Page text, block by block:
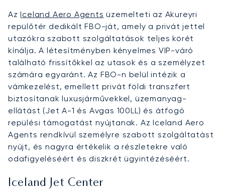
AzIceland Aero Agents üzemelteti az Akureyri
repülőtér dedikált FBO-ját, amely a privát jettel
utazókra szabott szolgáltatások teljes körét
kínálja. A létesítményben kényelmes VIP-váró
található frissítőkkel az utasok és a személyzet
számára egyaránt. Az FBO-n belül intézik a
vámkezelést, emellett privát földi transzfert
biztosítanak luxusjárművekkel, üzemanyag-
ellátást (Jet A-1 és Avgas 100LL) és átfogó
repülési támogatást nyújtanak. Az Iceland Aero
Agents rendkívül személyre szabott szolgáltatást
nyújt, és nagyra értékelik a részletekre való
odafigyeléséért és diszkrét ügyintézéséért.
Iceland Jet Center